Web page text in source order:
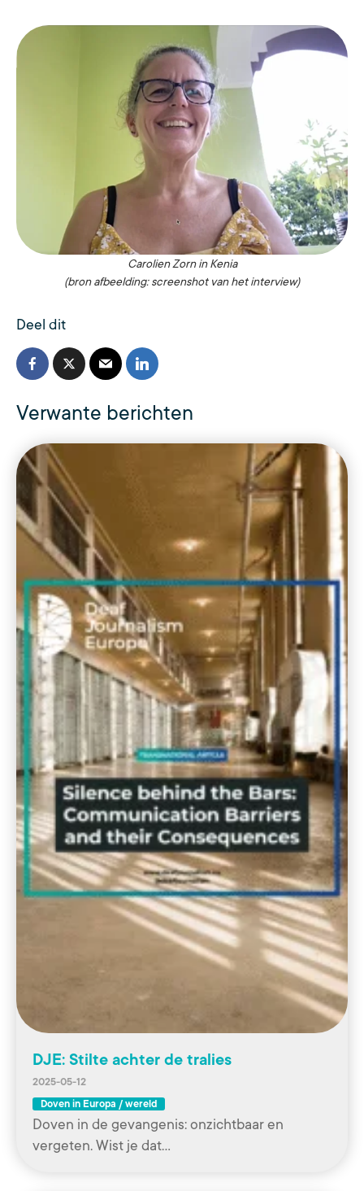
Carolien Zorn in Kenia
(bron afbeelding: screenshot van het interview)
Deel dit
Verwante berichten
DJE: Stilte achter de tralies
2025-05-12
Doven in Europa / wereld
Doven in de gevangenis: onzichtbaar en
vergeten. Wist je dat…